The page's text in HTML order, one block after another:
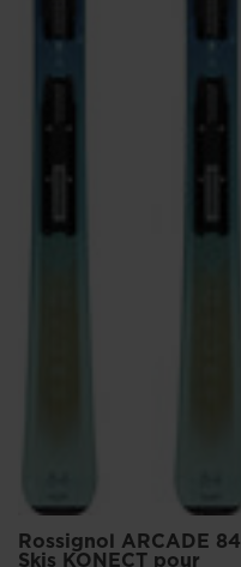
Rossignol ARCADE 84
Skis KONECT pour